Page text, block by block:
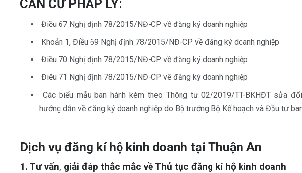
CĂN CỨ PHÁP LÝ:
Điều 67 Nghị định 78/2015/NĐ-CP về đăng ký doanh nghiệp
Khoản 1, Điều 69 Nghị định 78/2015/NĐ-CP về đăng ký doanh nghiệp
Điều 70 Nghị định 78/2015/NĐ-CP về đăng ký doanh nghiệp
Điều 71 Nghị định 78/2015/NĐ-CP về đăng ký doanh nghiệp
Các biểu mẫu ban hành kèm theo Thông tư 02/2019/TT-BKHĐT sửa
hướng dẫn về đăng ký doanh nghiệp do Bộ trưởng Bộ Kế hoạch và Đầu tư
Dịch vụ đăng kí hộ kinh doanh tại Thuận An
1. Tư vấn, giải đáp thắc mắc về Thủ tục đăng kí hộ kinh doanh